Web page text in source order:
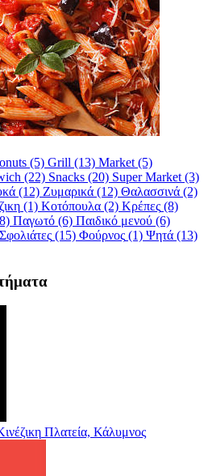
(5) Grill (13) Market (5)
(22) Snacks (20) Super Market (3)
(12) Ζυμαρικά (12) Θαλασσινά (2)
(1) Κοτόπουλα (2) Κρέπες (8)
Παγωτό (6) Παιδικό μενού (6)
Σφολιάτες (15) Φούρνος (1) Ψητά (13)
Πλατεία, Κάλυμνος